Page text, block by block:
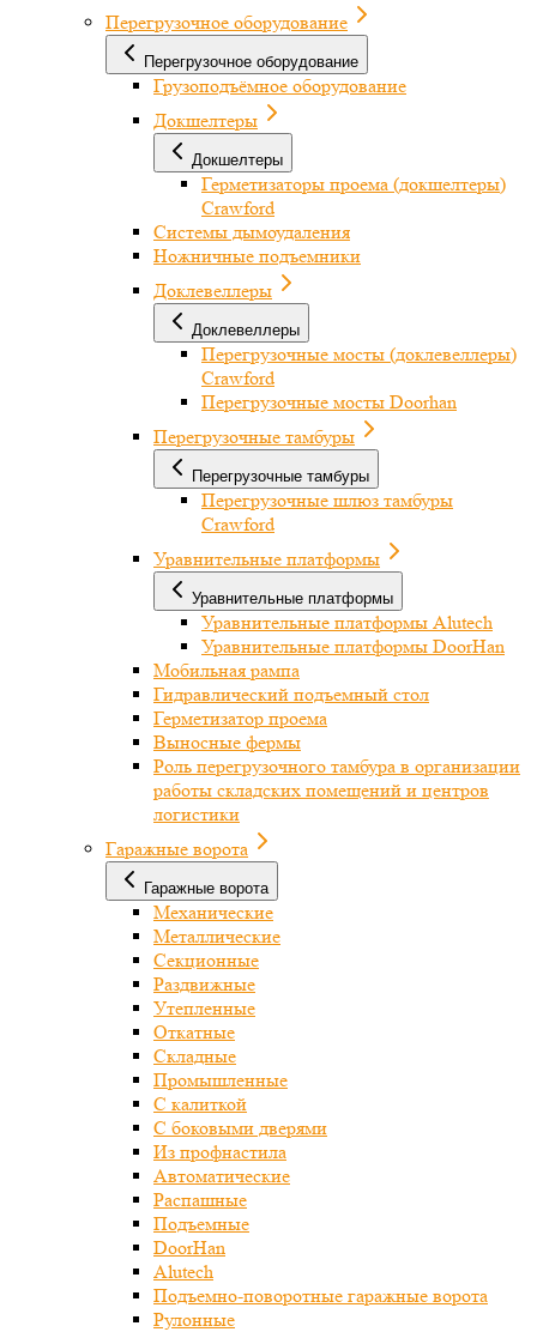
Перегрузочное оборудование
Перегрузочное оборудование
Грузоподъёмное оборудование
Докшелтеры
Докшелтеры
Герметизаторы проема (докшелтеры)
Crawford
Системы дымоудаления
Ножничные подъемники
Доклевеллеры
Доклевеллеры
Перегрузочные мосты (доклевеллеры)
Crawford
Перегрузочные мосты Doorhan
Перегрузочные тамбуры
Перегрузочные тамбуры
Перегрузочные шлюз тамбуры
Crawford
Уравнительные платформы
Уравнительные платформы
Уравнительные платформы Alutech
Уравнительные платформы DoorHan
Мобильная рампа
Гидравлический подъемный стол
Герметизатор проема
Выносные фермы
Роль перегрузочного тамбура в организации
работы складских помещений и центров
логистики
Гаражные ворота
Гаражные ворота
Механические
Металлические
Секционные
Раздвижные
Утепленные
Откатные
Складные
Промышленные
С калиткой
С боковыми дверями
Из профнастила
Автоматические
Распашные
Подъемные
DoorHan
Alutech
Подъемно-поворотные гаражные ворота
Рулонные